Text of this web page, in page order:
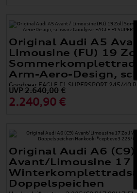
Original Audi A5
Limousine (FU) 19
Arm-Aero-Design,
Goodyear EAGLE F1 SUPERSPORT 245/40
UVP2.640,00 €
2.240,90 €
Original Audi A6 (C9)
Avant/Limousine 17
Doppelspeichen